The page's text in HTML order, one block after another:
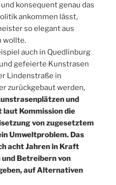
konsequent genau das
ankommen lässt,
so elegant aus
wollte.
auch in Quedlinburg
gefeierte Kunstrasen
Lindenstraße in
zurückgebaut werden,
und
Kommission die
von zugesetztem
Umweltproblem. Das
acht Jahren in Kraft
Betreibern von
auf Alternativen